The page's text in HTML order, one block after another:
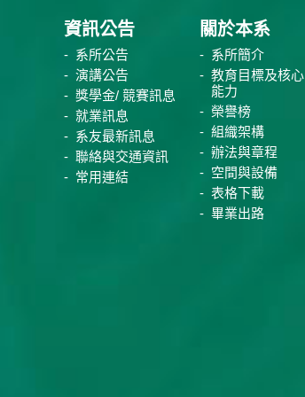
資訊公告
系所公告
演講公告
獎學金/ 競賽訊息
就業訊息
系友最新訊息
聯絡與交通資訊
常用連結
關於本系
系所簡介
教育目標及核心
能力
榮譽榜
組織架構
辦法與章程
空間與設備
表格下載
畢業出路